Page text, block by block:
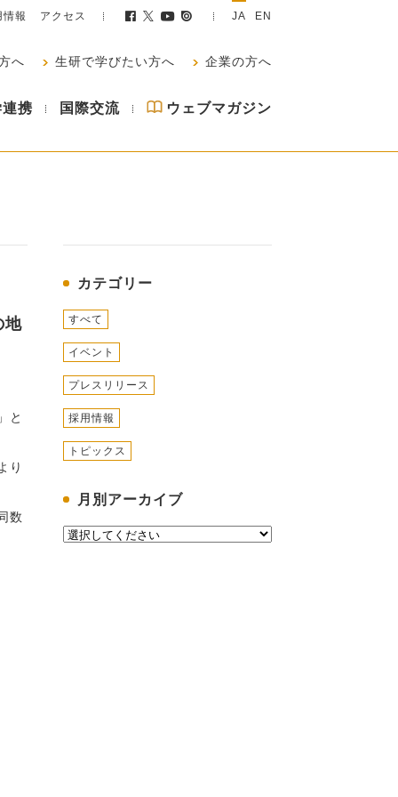
情報 アクセス JA EN
へ 生研で学びたい方へ 企業の方へ
携 国際交流 ウェブマガジン
地
と
り
数
カテゴリー
すべて
イベント
プレスリリース
採用情報
トピックス
月別アーカイブ